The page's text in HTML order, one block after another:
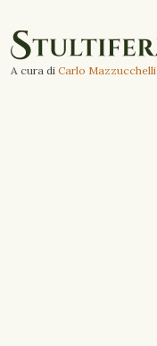
A cura di Carlo Mazzucchelli